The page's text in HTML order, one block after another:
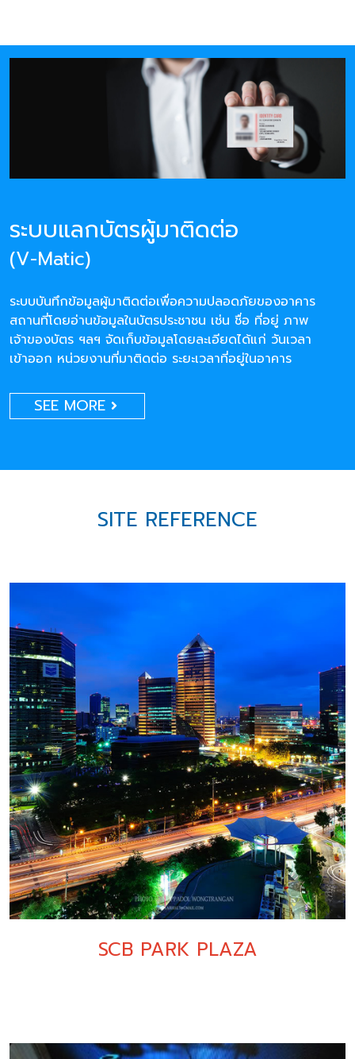
ระบบแลกบัตรผู้มาติดต่อ
(V-Matic)
ระบบบันทึกข้อมูลผู้มาติดต่อเพื่อความปลอดภัยของอาคาร
สถานที่โดยอ่านข้อมูลในบัตรประชาชน เช่น ชื่อ ที่อยู่ ภาพ
เจ้าของบัตร ฯลฯ จัดเก็บข้อมูลโดยละเอียดได้แก่ วันเวลา
เข้าออก หน่วยงานที่มาติดต่อ ระยะเวลาที่อยู่ในอาคาร
SEE MORE
SITE REFERENCE
SCB PARK PLAZA